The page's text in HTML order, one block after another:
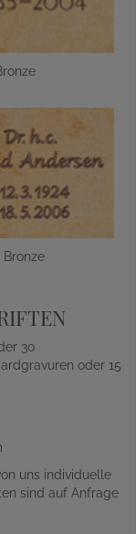
30
oder 15
uns individuelle
sind auf Anfrage